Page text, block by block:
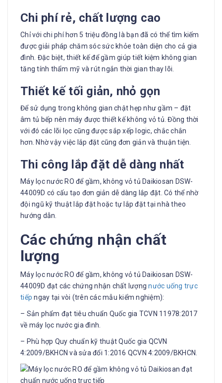
Chi phí rẻ, chất lượng cao
Chỉ với chi phí hơn 5 triệu đồng là bạn đã có thể tìm kiếm
được giải pháp chăm sóc sức khỏe toàn diện cho cả gia
đình. Đặc biệt, thiết kế để gầm giúp tiết kiệm không gian
tăng tính thẩm mỹ và rút ngắn thời gian thay lõi.
Thiết kế tối giản, nhỏ gọn
Để sử dụng trong không gian chật hẹp như gầm – đặt
âm tủ bếp nên máy được thiết kế không vỏ tủ. Đồng thời
với đó các lõi lọc cũng được sắp xếp logic, chắc chắn
hơn. Nhờ vậy việc lắp đặt cũng đơn giản và thuận tiện.
Thi công lắp đặt dễ dàng nhất
Máy lọc nước RO để gầm, không vỏ tủ Daikiosan DSW-
44009D có cấu tạo đơn giản dễ dàng lắp đặt. Có thể nhờ
đội ngũ kỹ thuật lắp đặt hoặc tự lắp đặt tại nhà theo
hướng dẫn.
Các chứng nhận chất
lượng
Máy lọc nước RO để gầm, không vỏ tủ Daikiosan DSW-
44009D đạt các chứng nhận chất lượngnước uống trực
tiếp ngay tại vòi (trên các mẫu kiểm nghiệm):
– Sản phẩm đạt tiêu chuẩn Quốc gia TCVN 11978:2017
về máy lọc nước gia đình.
– Phù hợp Quy chuẩn kỹ thuật Quốc gia QCVN
4:2009/BKHCN và sửa đổi 1:2016 QCVN 4:2009/BKHCN.